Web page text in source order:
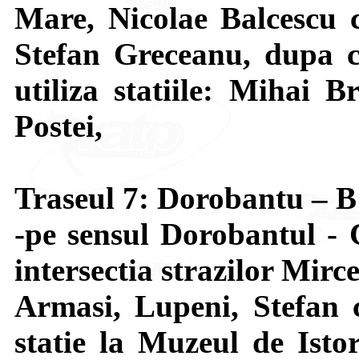
Mare, Nicolae
Stefan Greceanu, dupa
utiliza statiile: Mihai
Postei,
Traseul 7: Dorobantu –
-pe sensul Dorobantul -
intersectia strazilor
Armasi, Lupeni, Stefan
statie la Muzeul de